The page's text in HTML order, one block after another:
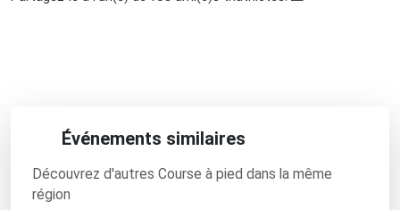
Événements similaires
Découvrez d'autres Course à pied dans la même
région